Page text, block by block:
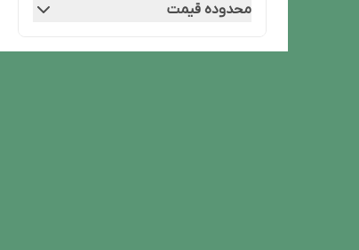
محدوده قیمت